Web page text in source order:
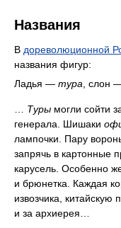
Названия
В дореволюционной
названия фигур:
Ладья — тура , слон
Туры могли сойти
генерала. Шишаки
лампочки. Пару
запрячь в картонные
карусель. Особенно
и брюнетка. Каждая
извозчика, китайскую
и за архиерея…